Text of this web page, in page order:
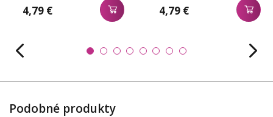
4,79 € 4,79 €
Podobné produkty